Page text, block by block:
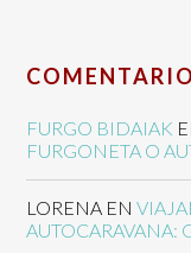
FURGO BIDAIAK
FURGONETA O
LORENA EN
AUTOCARAVANA: